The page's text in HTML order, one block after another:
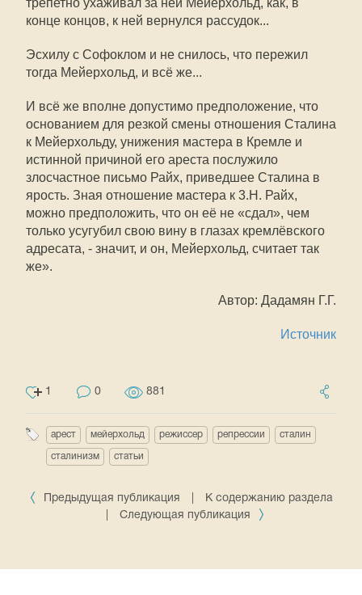
трепетно ухаживал за ней Мейерхольд, как, в
конце концов, к ней вернулся рассудок...
Эсхилу с Софоклом и не снилось, что пережил
тогда Мейерхольд, и всё же...
И всё же вполне допустимо предположение, что
основанием для резкой смены отношения Сталина
к Мейерхольду, унижения мастера в Кремле и
истинной причиной его ареста послужило
злосчастное письмо Райх, приведшее Сталина в
ярость. Зная отношение мастера к 3.Н. Райх,
можно предположить, что он её не «сдал», чем
только усугубил свою вину в глазах кремлёвского
адресата, - значит, и он, Мейерхольд, считает так
же».
Автор: Дадамян Г.Г.
Источник
1 0 881
арест мейерхольд режиссер репрессии сталин
сталинизм статьи
Предыдущая публикация
К содержанию раздела
Следующая публикация